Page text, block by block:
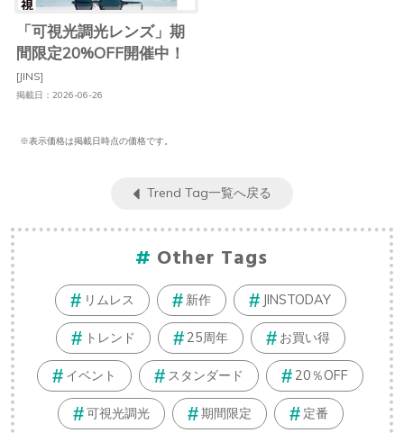
「可視光調光レンズ」期
間限定20%OFF開催中！
[JINS]
掲載日：2026-06-26
※表示価格は掲載日時点の価格です。
Trend Tag一覧へ戻る
Other Tags
リムレス 新作 JINSTODAY
トレンド 25周年 お買い得
イベント スタンダード 20％OFF
可視光調光 期間限定 定番